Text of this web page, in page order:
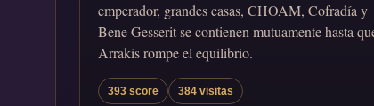
emperador, grandes casas, CHOAM, Cofradía y
Bene Gesserit se contienen mutuamente hasta
Arrakis rompe el equilibrio.
393 score 384 visitas